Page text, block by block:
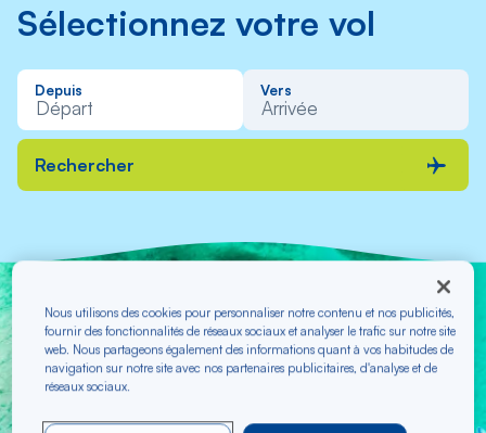
Sélectionnez votre vol
Depuis Vers
Rechercher
Envolez-vous vers nos
plus belles destinations
Nous utilisons des cookies pour personnaliser notre contenu et nos publicités,
fournir des fonctionnalités de réseaux sociaux et analyser le trafic sur notre site
web. Nous partageons également des informations quant à vos habitudes de
navigation sur notre site avec nos partenaires publicitaires, d'analyse et de
réseaux sociaux.